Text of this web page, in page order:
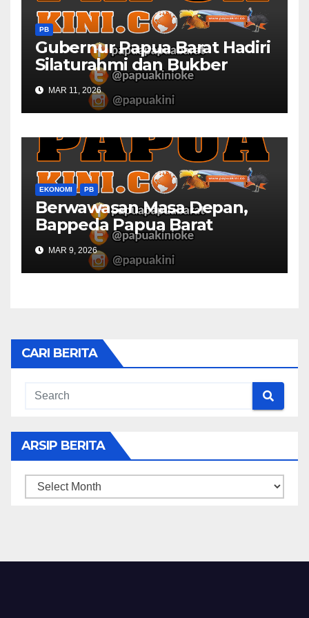
PB
Gubernur Papua Barat Hadiri
Silaturahmi dan Bukber
Bersama DPR RI dan
Mendagri di IPDN
MAR 11, 2026
EKONOMI PB
Berwawasan Masa Depan,
Bappeda Papua Barat
Konsultasi Publik RKPD 2027
MAR 9, 2026
CARI BERITA
ARSIP BERITA
ARSIP